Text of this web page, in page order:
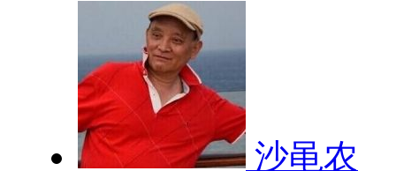
沙黾农